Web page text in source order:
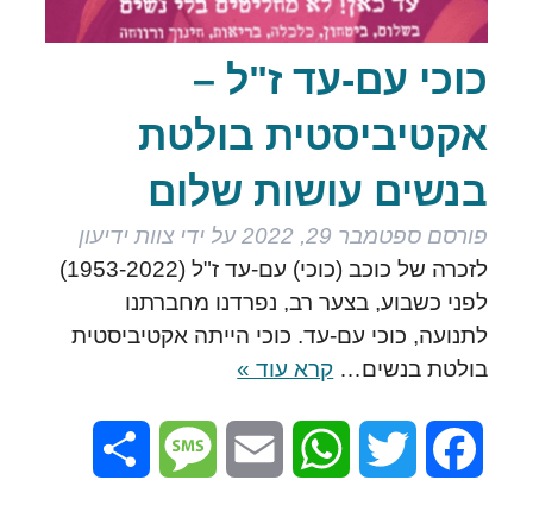
כוכי עם-עד ז"ל –
אקטיביסטית בולטת
בנשים עושות שלום
פורסם ספטמבר 29, 2022 על ידי צוות ידיעון
לזכרה של כוכב (כוכי) עם-עד ז"ל (1953-2022)
לפני כשבוע, בצער רב, נפרדנו מחברתנו
לתנועה, כוכי עם-עד. כוכי הייתה אקטיביסטית
בולטת בנשים… קרא עוד »
Facebook
Twitter
WhatsApp
Email
Message